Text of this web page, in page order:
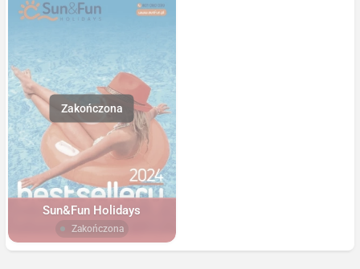
Sun&Fun Holidays
Zakończona